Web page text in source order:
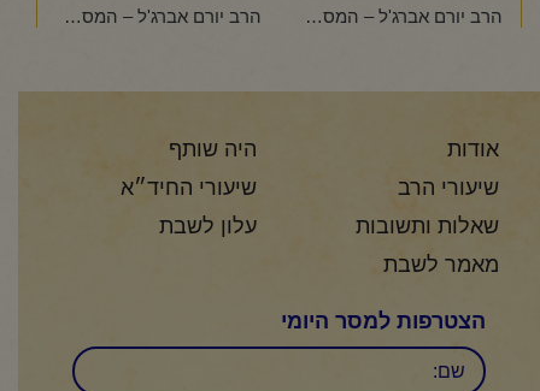
הרב יורם אברג'ל – המסר היומי – עין הצדיק – ט' תמוז תשפ"ו
הרב יורם אברג'ל – המסר היומי – הילולת אור החיים הקדוש – י"ד תמוז תשפ"ו
אודות
היה שותף
שיעורי הרב
שיעורי החיד״א
שאלות ותשובות
עלון לשבת
מאמר לשבת
הצטרפות למסר היומי
שם